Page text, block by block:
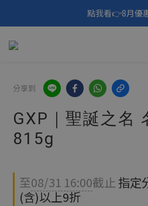
🎑《仲夏夜之淫夢》野獸先輩主
點我看👉8月優
填寫問券拿 69
分享到
GXP｜聖誕之名
815g
至08/31 16:00截止 指定
(含)以上9折